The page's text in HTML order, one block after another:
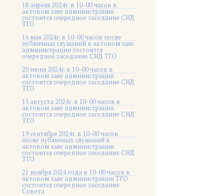
18 апреля 2024г. в 10-00 часов в
актовом зале администрации
состоится очередное заседание СНД
ТГО
16 мая 2024г. в 10-00 часов после
публичных слушаний в актовом зале
администрации состоится
очередное заседание СНД ТГО
20 июня 2024г. в 10-00 часов в
актовом зале администрации
состоится очередное заседание СНД
ТГО
15 августа 2024г. в 10-00 часов в
актовом зале администрации
состоится очередное заседание СНД
ТГО
19 сентября 2024г. в 10-00 часов
после публичных слушаний в
актовом зале администрации
состоится очередное заседание СНД
ТГО
21 ноября 2024 года в 10-00 часов в
актовом зале администрации ТГО
состоится очередное заседание
Совета